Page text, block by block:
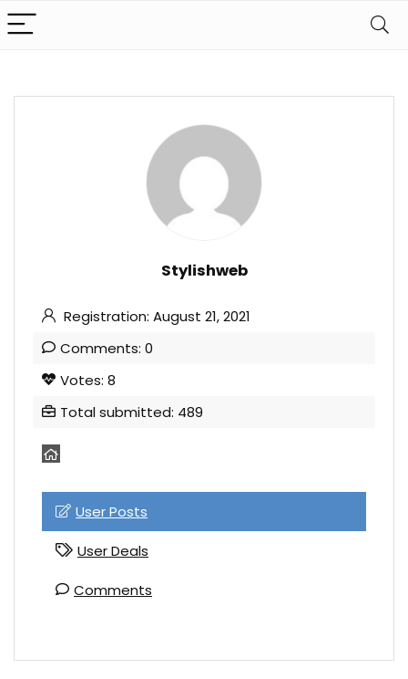
Stylishweb
Registration: August 21, 2021
Comments: 0
Votes: 8
Total submitted: 489
User Posts
User Deals
Comments